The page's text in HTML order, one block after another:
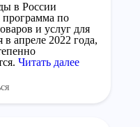
в России
программа по
и услуг для
апреле 2022 года,
Читать далее